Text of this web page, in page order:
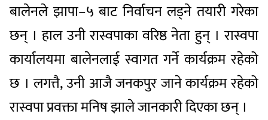
बालेनले झापा–५ बाट निर्वाचन लड्ने तयारी गरेका
छन् । हाल उनी रास्वपाका वरिष्ठ नेता हुन् । रास्वपा
कार्यालयमा बालेनलाई स्वागत गर्ने कार्यक्रम रहेको
छ । लगत्तै, उनी आजै जनकपुर जाने कार्यक्रम रहेको
रास्वपा प्रवक्ता मनिष झाले जानकारी दिएका छन् ।